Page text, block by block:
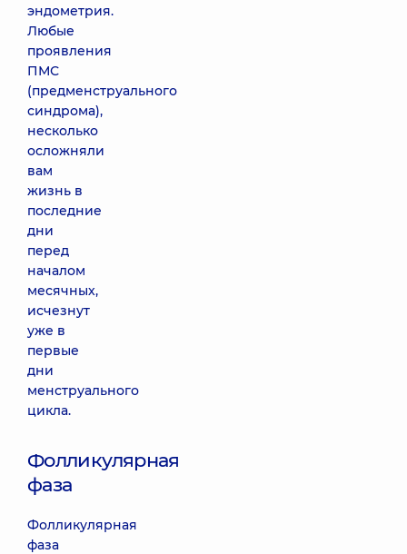
эндометрия.
Любые
проявления
ПМС
(предменструального
синдрома),
несколько
осложняли
вам
жизнь в
последние
дни
перед
началом
месячных,
исчезнут
уже в
первые
дни
менструального
цикла.
Фолликулярная
фаза
Фолликулярная
фаза